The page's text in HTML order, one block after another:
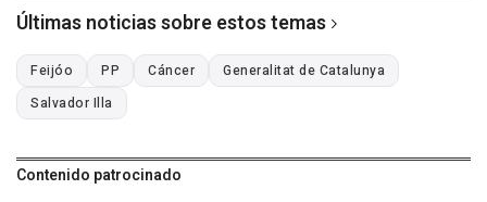
Últimas noticias sobre estos temas
Feijóo PP Cáncer
Generalitat de Catalunya
Salvador Illa
Contenido patrocinado